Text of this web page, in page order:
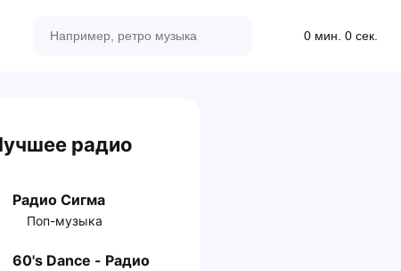
0 мин. 0 сек.
радио
Радио Сигма
Поп-музыка
60's Dance - Радио